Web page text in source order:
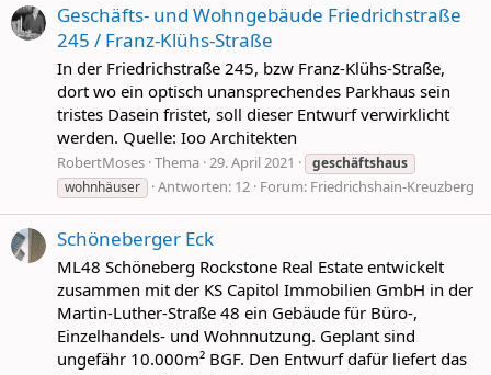
Geschäfts- und Wohngebäude Friedrichstraße
245 / Franz-Klühs-Straße
In der Friedrichstraße 245, bzw Franz-Klühs-Straße,
dort wo ein optisch unansprechendes Parkhaus sein
tristes Dasein fristet, soll dieser Entwurf verwirklicht
werden. Quelle: Ioo Architekten
RobertMoses Thema 29. April 2021
geschäftshaus
wohnhäuser
Antworten: 12 Forum: Friedrichshain-Kreuzberg
Schöneberger Eck
ML48 Schöneberg Rockstone Real Estate entwickelt
zusammen mit der KS Capitol Immobilien GmbH in der
Martin-Luther-Straße 48 ein Gebäude für Büro-,
Einzelhandels- und Wohnnutzung. Geplant sind
ungefähr 10.000m² BGF. Den Entwurf dafür liefert das